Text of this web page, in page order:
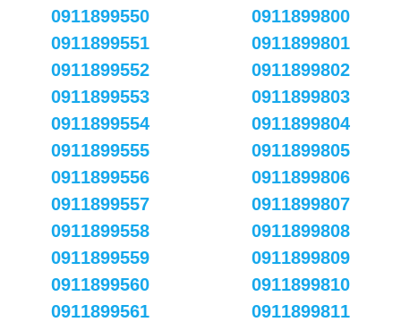
0911899550
0911899551
0911899552
0911899553
0911899554
0911899555
0911899556
0911899557
0911899558
0911899559
0911899560
0911899561
0911899800
0911899801
0911899802
0911899803
0911899804
0911899805
0911899806
0911899807
0911899808
0911899809
0911899810
0911899811